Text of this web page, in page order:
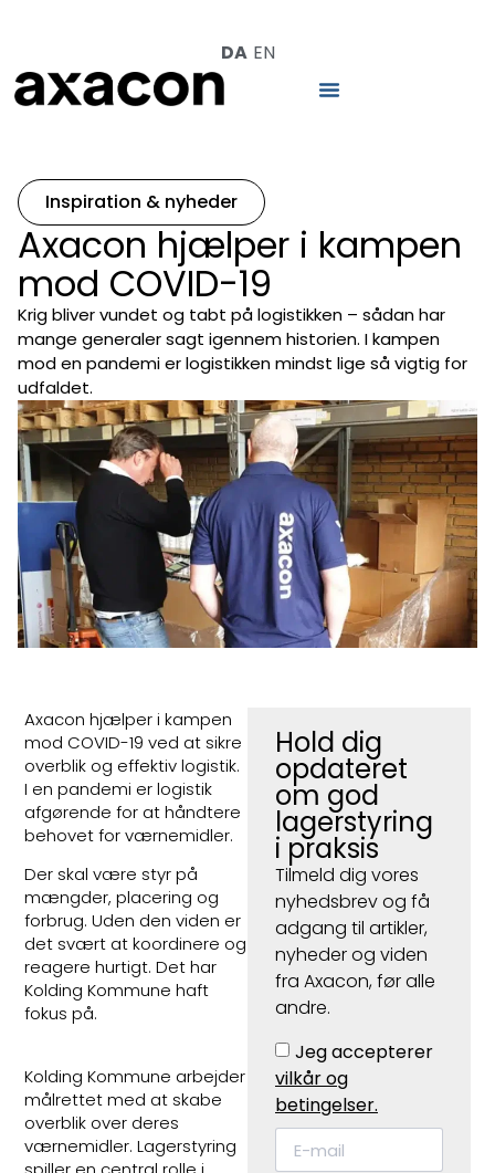
DA EN
Inspiration & nyheder
Axacon hjælper i kampen
mod COVID-19
Krig bliver vundet og tabt på logistikken – sådan har
mange generaler sagt igennem historien. I kampen
mod en pandemi er logistikken mindst lige så vigtig for
udfaldet.
Axacon hjælper i kampen
mod COVID-19 ved at sikre
overblik og effektiv logistik.
I en pandemi er logistik
afgørende for at håndtere
behovet for værnemidler.
Der skal være styr på
mængder, placering og
forbrug. Uden den viden er
det svært at koordinere og
reagere hurtigt. Det har
Kolding Kommune haft
fokus på.
Kolding Kommune arbejder
målrettet med at skabe
overblik over deres
værnemidler. Lagerstyring
Hold dig
opdateret
om god
lagerstyring
i praksis
Tilmeld dig vores
nyhedsbrev og få
adgang til artikler,
nyheder og viden
fra Axacon, før alle
andre.
Jeg accepterer
vilkår og
betingelser.